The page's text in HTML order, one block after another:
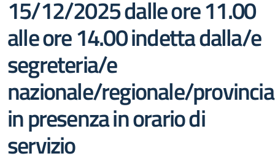
15/12/2025 dalle ore 11.00
alle ore 14.00 indetta dalla/e
segreteria/e
nazionale/regionale/
in presenza in orario di
servizio